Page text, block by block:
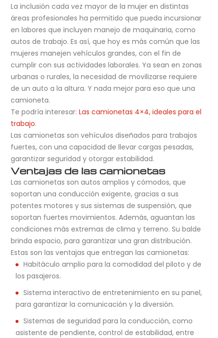
La inclusión cada vez mayor de la mujer en distintas
áreas profesionales ha permitido que pueda incursionar
en labores que incluyen manejo de maquinaria, como
autos de trabajo. Es así, que hoy es más común que las
mujeres manejen vehículos grandes, con el fin de
cumplir con sus actividades laborales. Ya sean en zonas
urbanas o rurales, la necesidad de movilizarse requiere
de un auto a la altura. Y nada mejor para eso que una
camioneta.
Te podría interesar:Las camionetas 4×4, ideales para el
trabajo.
Las camionetas son vehículos diseñados para trabajos
fuertes, con una capacidad de llevar cargas pesadas,
garantizar seguridad y otorgar estabilidad.
Ventajas de las camionetas
Las camionetas son autos amplios y cómodos, que
soportan una conducción exigente, gracias a sus
potentes motores y sus sistemas de suspensión, que
soportan fuertes movimientos. Además, aguantan las
condiciones más extremas de clima y terreno. Su balde
brinda espacio, para garantizar una gran distribución.
Estas son las ventajas que entregan las camionetas:
Habitáculo amplio para la comodidad del piloto y de
los pasajeros.
Sistema interactivo de entretenimiento en su panel,
para garantizar la comunicación y la diversión.
Sistemas de seguridad para la conducción, como
asistente de pendiente, control de estabilidad, entre